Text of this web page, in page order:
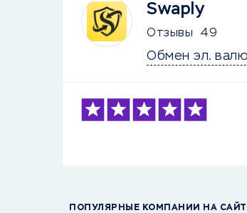
Swaply
Отзывы 49
Обмен эл.
ПОПУЛЯРНЫЕ КОМПАНИИ НА